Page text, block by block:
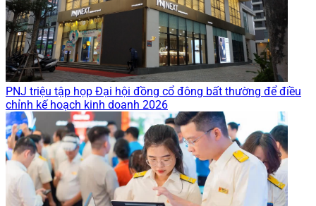
PNJ triệu tập họp Đại hội đồng cổ đông bất thường để điều
chỉnh kế hoạch kinh doanh 2026